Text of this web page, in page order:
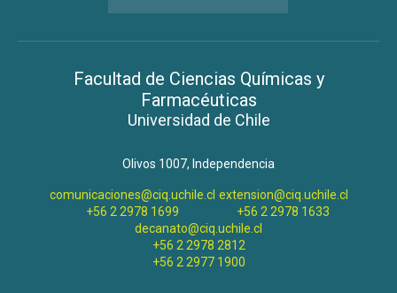
Facultad de Ciencias Químicas y
Farmacéuticas
Universidad de Chile
Olivos 1007, Independencia
comunicaciones@ciq.uchile.cl
+56 2 2978 1699
extension@ciq.uchile.cl
+56 2 2978 1633
decanato@ciq.uchile.cl
+56 2 2978 2812
+56 2 2977 1900